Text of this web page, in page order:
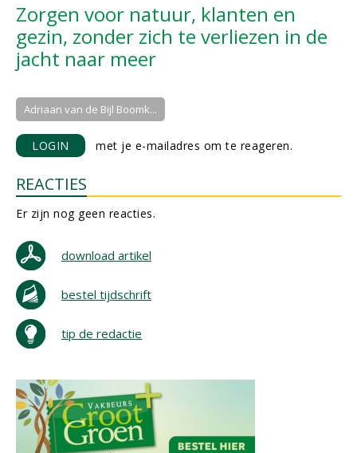
Zorgen voor natuur, klanten en
gezin, zonder zich te verliezen in de
jacht naar meer
Adriaan van de Bijl Boomk...
LOGIN met je e-mailadres om te reageren.
REACTIES
Er zijn nog geen reacties.
download artikel
bestel tijdschrift
tip de redactie